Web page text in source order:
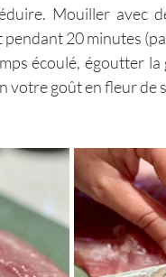
Mouiller avec
20 minutes
écoulé, égoutter
votre goût en fleur de